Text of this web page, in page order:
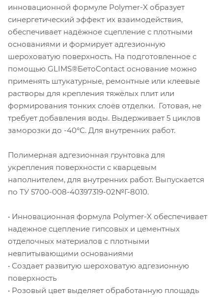
инновационной формуле Polymer-X образует
синергетический эффект их взаимодействия,
обеспечивает надёжное сцепление с плотными
основаниями и формирует адгезионную
шероховатую поверхность. На подготовленное с
помощью GLIMS®БетоContact основание можно
применять штукатурные, ремонтные или клеевые
растворы для крепления тяжёлых плит или
формирования тонких слоёв отделки. Готовая, не
требует добавления воды. Выдерживает 5 циклов
заморозки до -40°С. Для внутренних работ.
Полимерная адгезионная грунтовка для
укрепления поверхности с кварцевым
наполнителем, для внутренних работ. Выпускается
по ТУ 5700-008-40397319-02№Г-8010.
• Инновационная формула Polymer-X обеспечивает
надежное сцепление гипсовых и цементных
отделочных материалов c плотными
невпитывающими основаниями
• Создает развитую шероховатую адгезионную
поверхность
• Розовый цвет выделяет обработанную площадь